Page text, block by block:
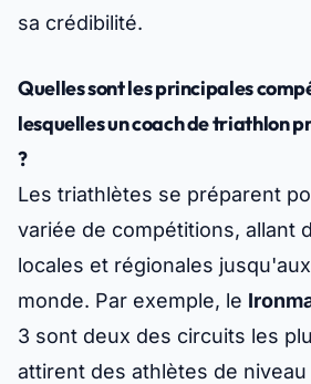
sa crédibilité.
Quelles sont les principales
lesquelles un coach de triathlon
?
Les triathlètes se préparent
variée de compétitions, allant
locales et régionales
monde. Par exemple, le
3 sont deux des circuits les
attirent des athlètes de